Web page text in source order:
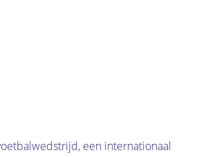
een internationaal